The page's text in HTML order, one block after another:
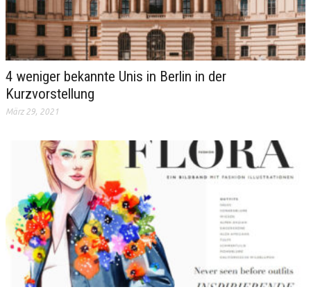
4 weniger bekannte Unis in Berlin in der
Kurzvorstellung
März 29, 2021